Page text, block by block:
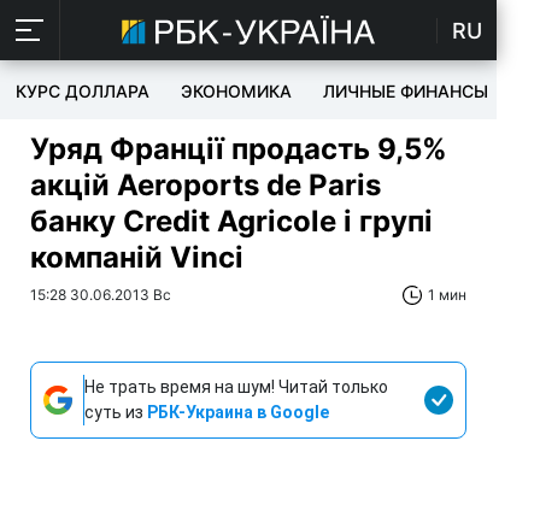
RU
КУРС ДОЛЛАРА ЭКОНОМИКА ЛИЧНЫЕ ФИНАНСЫ
Уряд Франції продасть 9,5%
акцій Aeroports de Paris
банку Credit Agricole і групі
компаній Vinci
15:28 30.06.2013 Вс 1 мин
Не трать время на шум! Читай только
суть из РБК-Украина в Google